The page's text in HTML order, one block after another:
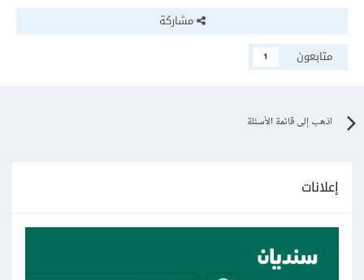
مشاركة
متابعون
1
اذهب إلى قائمة الأسئلة
إعلانات